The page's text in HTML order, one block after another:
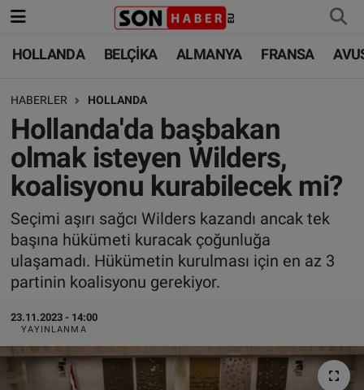
HOLLANDA BELÇİKA ALMANYA FRANSA
HABERLER HOLLANDA
Hollanda'da başbakan
olmak isteyen Wilders,
koalisyonu kurabilecek mi?
Seçimi aşırı sağcı Wilders kazandı ancak tek
başına hükümeti kuracak çoğunluğa
ulaşamadı. Hükümetin kurulması için en az 3
partinin koalisyonu gerekiyor.
23.11.2023 - 14:00
YAYINLANMA
HOLLANDA
BELÇİKA
ALMANYA
FRANSA
AVUSTURYA
SAĞLIK - YAŞAM
BİLİM-TEKNOLOJİ
HOLLANDA
BELÇİKA
ALMANYA
TÜRKİYE
DÜNYA
BİLİM-TEKNOLOJİ
SAĞLIK
FOTO GALERİ
Nöbetçi Eczaneler
Hava Durumu
Trafik Durumu
Süper Lig Puan Durumu ve Fikstür
Tüm Manşetler
Son Dakika Haberleri
Haber Arşivi